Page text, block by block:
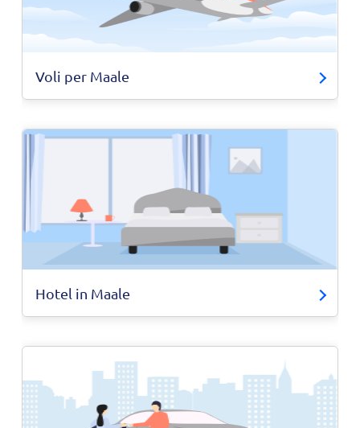
Voli per Maale
Hotel in Maale